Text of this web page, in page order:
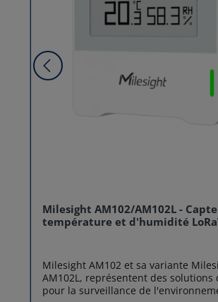
Milesight AM102/AM102L -
température et d'humidité
Milesight AM102 et sa variante
AM102L, représentent des solutions
pour la surveillance de